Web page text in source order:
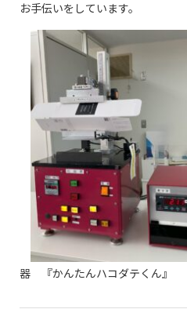
お手伝いをしています。
器 『かんたんハコダテくん』